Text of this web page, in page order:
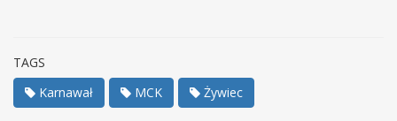
TAGS
Karnawał
MCK Żywiec